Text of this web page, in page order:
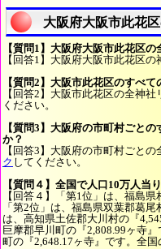
大阪府大阪市此花
【質問1】大阪府大阪市此花区
【回答1】大阪府大阪市此花区の
【質問2】大阪市此花区のすべ
【回答2】大阪市此花区の全神社
ください。
【質問3】大阪府の市町村ごと
か？
【回答3】大阪府の市町村ごとの
ク してください。
【質問４】全国で人口10万人当
【回答４】「第1位」は、福島
「第2位」は、福島県双葉郡葛
は、高知県土佐郡大川村の『
巨摩郡早川町の『2,808.99ヶ寺
町の『2,648.17ヶ寺』です。全